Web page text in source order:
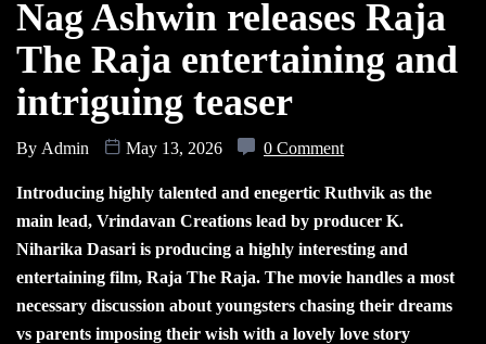
Nag Ashwin releases Raja
The Raja entertaining and
intriguing teaser
By Admin May 13, 2026 0 Comment
Introducing highly talented and enegertic Ruthvik as the
main lead, Vrindavan Creations lead by producer K.
Niharika Dasari is producing a highly interesting and
entertaining film, Raja The Raja. The movie handles a most
necessary discussion about youngsters chasing their dreams
vs parents imposing their wish with a lovely love story